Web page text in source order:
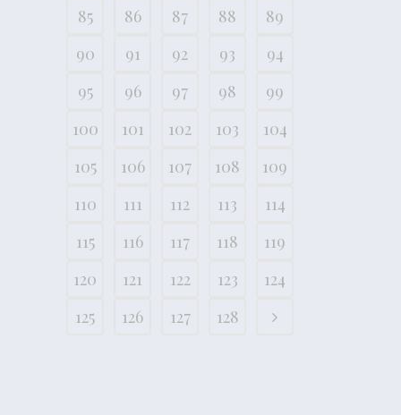
85
86 87 88
89
90
91 92 93
94
95
96 97 98
99
100
101 102 103
104
105
106 107 108
109
110
111 112 113
114
115
116 117 118
119
120
121 122 123
124
125
126 127 128